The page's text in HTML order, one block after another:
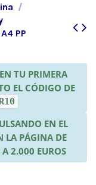
PP
TU PRIMERA
EL CÓDIGO DE
EN EL
LA PÁGINA DE
A 2.000 EUROS